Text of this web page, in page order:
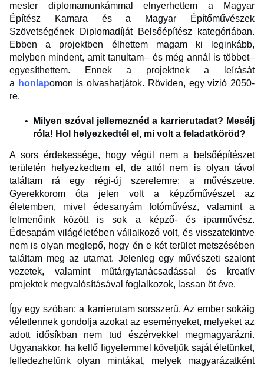
mester diplomamunkámmal elnyerhettem a Magyar
Építész Kamara és a Magyar Építőművészek
Szövetségének Diplomadíját Belsőépítész kategóriában.
Ebben a projektben élhettem magam ki leginkább,
melyben mindent, amit tanultam– és még annál is többet–
egyesíthettem. Ennek a projektnek a leírását
a honlapomon is olvashatjátok. Röviden, egy vízió 2050-
re.
Milyen szóval jellemeznéd a karrierutadat? Mesélj
róla! Hol helyezkedtél el, mi volt a feladatköröd?
A sors érdekessége, hogy végül nem a belsőépítészet
területén helyezkedtem el, de attól nem is olyan távol
találtam rá egy régi-új szerelemre: a művészetre.
Gyerekkorom óta jelen volt a képzőművészet az
életemben, mivel édesanyám fotóművész, valamint a
felmenőink között is sok a képző- és iparművész.
Édesapám világéletében vállalkozó volt, és visszatekintve
nem is olyan meglepő, hogy én e két terület metszésében
találtam meg az utamat. Jelenleg egy művészeti szalont
vezetek, valamint műtárgytanácsadással és kreatív
projektek megvalósításával foglalkozok, lassan öt éve.
Így egy szóban: a karrierutam sorsszerű. Az ember sokáig
véletlennek gondolja azokat az eseményeket, melyeket az
adott idősíkban nem tud észérvekkel megmagyarázni.
Ugyanakkor, ha kellő figyelemmel követjük saját életünket,
felfedezhetünk olyan mintákat, melyek magyarázatként